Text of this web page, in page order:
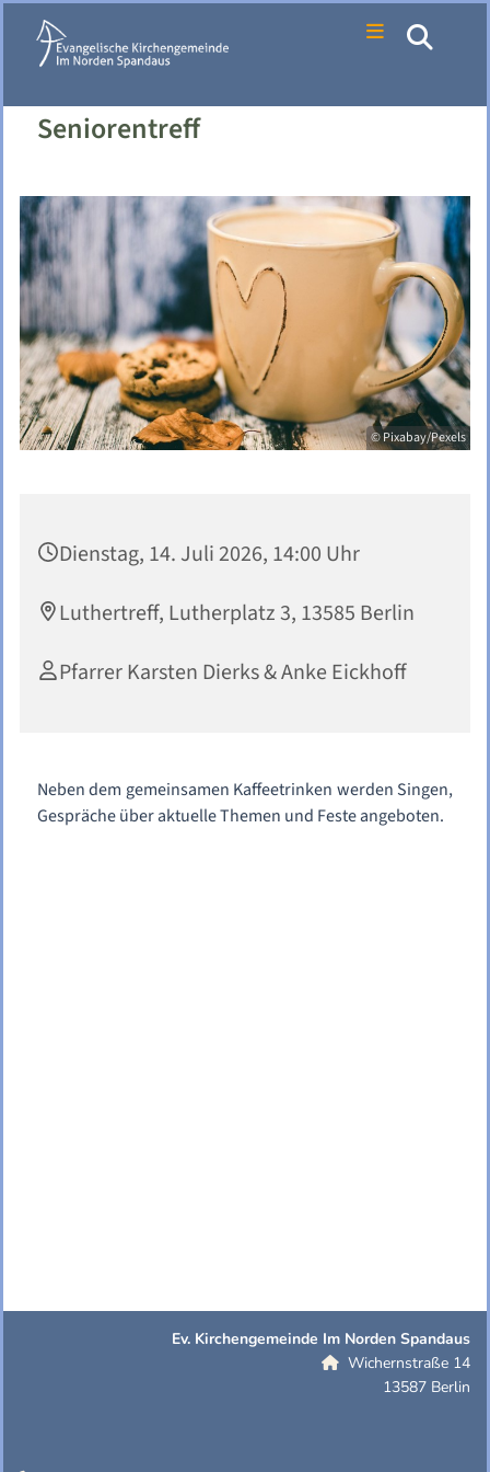
Seniorentreff
© Pixabay/Pexels
Dienstag, 14. Juli 2026, 14:00 Uhr
Luthertreff, Lutherplatz 3, 13585 Berlin
Pfarrer Karsten Dierks & Anke Eickhoff
Neben dem gemeinsamen Kaffeetrinken werden Singen,
Gespräche über aktuelle Themen und Feste angeboten.
Ev. Kirchengemeinde Im Norden Spandaus
 Wichernstraße 14
13587 Berlin